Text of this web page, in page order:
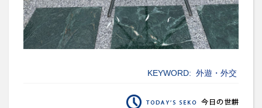
KEYWORD: 外遊・外交